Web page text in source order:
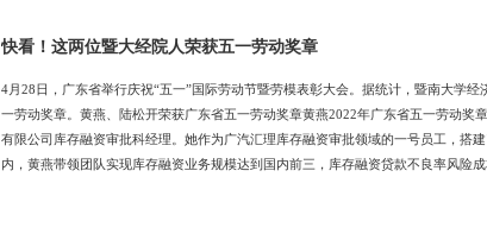
快看！这两位暨大经院人荣获五一劳动奖章
4月28日，广东省举行庆祝“五一”国际劳动节暨劳模表彰大会。据统计，暨南大学
一劳动奖章。黄燕、陆松开荣获广东省五一劳动奖章黄燕2022年广东省五一劳动
有限公司库存融资审批科经理。她作为广汽汇理库存融资审批领域的一号员工，搭
内，黄燕带领团队实现库存融资业务规模达到国内前三，库存融资贷款不良率风险